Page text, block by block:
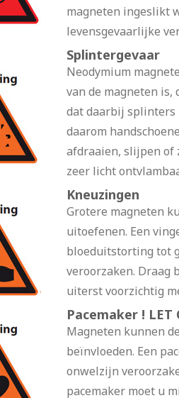
magneten ingeslikt
levensgevaarlijke
Splintergevaar
Neodymium
van de magneten
dat daarbij splinters
daarom
afdraaien, slijpen of
zeer licht
Kneuzingen
Grotere magneten
uitoefenen. Een
bloeduitstorting tot
veroorzaken. Draag
uiterst voorzichtig
Pacemaker ! LET
Magneten kunnen
beïnvloeden. Een
onwelzijn
pacemaker moet u